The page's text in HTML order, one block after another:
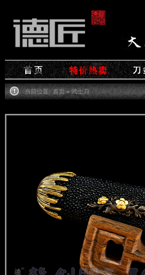
当前位置: 首页» 武士刀